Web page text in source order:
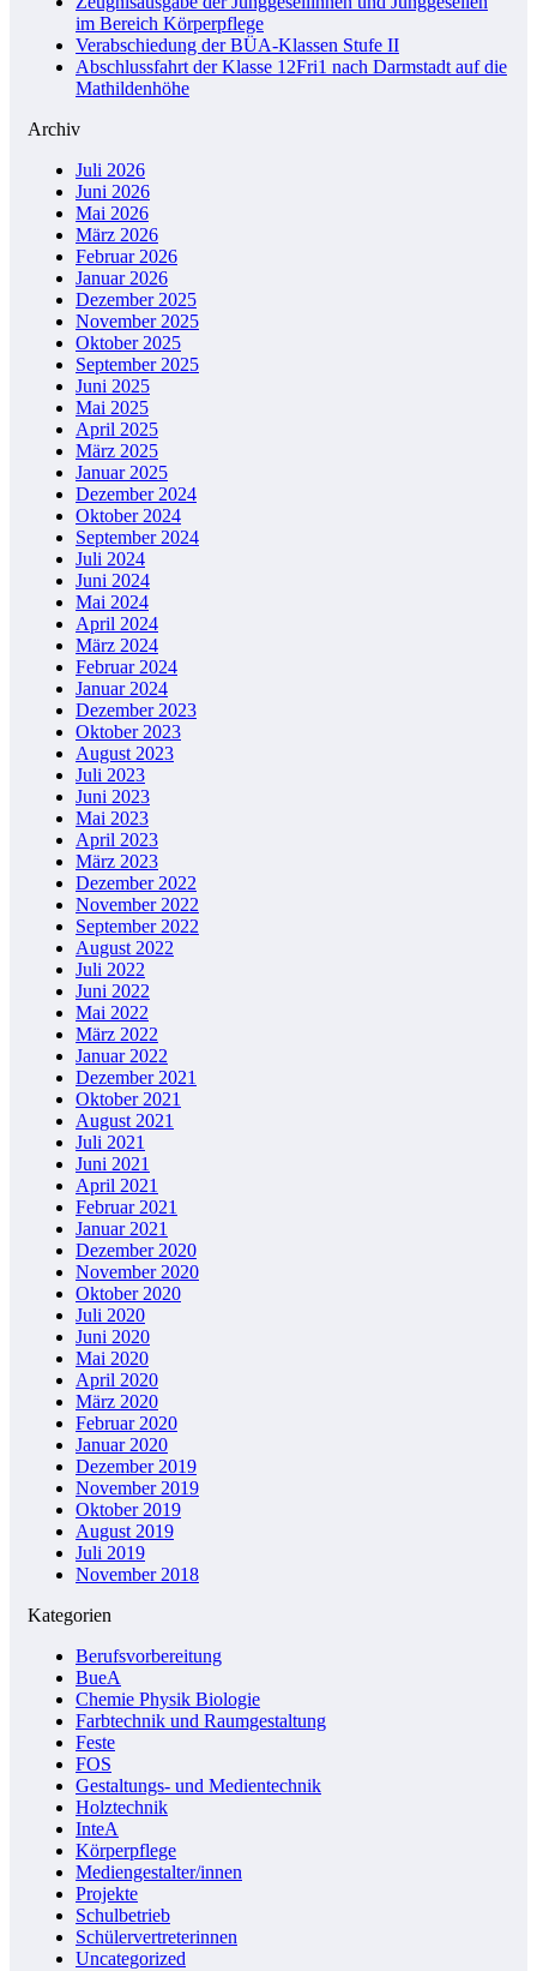
im Bereich Körperpflege
Verabschiedung der BÜA-Klassen Stufe II
Abschlussfahrt der Klasse 12Fri1 nach Darmstadt auf die
Mathildenhöhe
Archiv
Juli 2026
Juni 2026
Mai 2026
März 2026
Februar 2026
Januar 2026
Dezember 2025
November 2025
Oktober 2025
September 2025
Juni 2025
Mai 2025
April 2025
März 2025
Januar 2025
Dezember 2024
Oktober 2024
September 2024
Juli 2024
Juni 2024
Mai 2024
April 2024
März 2024
Februar 2024
Januar 2024
Dezember 2023
Oktober 2023
August 2023
Juli 2023
Juni 2023
Mai 2023
April 2023
März 2023
Dezember 2022
November 2022
September 2022
August 2022
Juli 2022
Juni 2022
Mai 2022
März 2022
Januar 2022
Dezember 2021
Oktober 2021
August 2021
Juli 2021
Juni 2021
April 2021
Februar 2021
Januar 2021
Dezember 2020
November 2020
Oktober 2020
Juli 2020
Juni 2020
Mai 2020
April 2020
März 2020
Februar 2020
Januar 2020
Dezember 2019
November 2019
Oktober 2019
August 2019
Juli 2019
November 2018
Kategorien
Berufsvorbereitung
BueA
Chemie Physik Biologie
Farbtechnik und Raumgestaltung
Feste
FOS
Gestaltungs- und Medientechnik
Holztechnik
InteA
Körperpflege
Mediengestalter/innen
Projekte
Schulbetrieb
Schülervertreterinnen
Uncategorized